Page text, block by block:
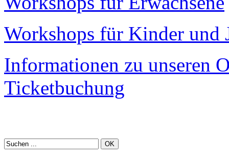
Workshops für Kinder und
Informationen zu unseren
Ticketbuchung